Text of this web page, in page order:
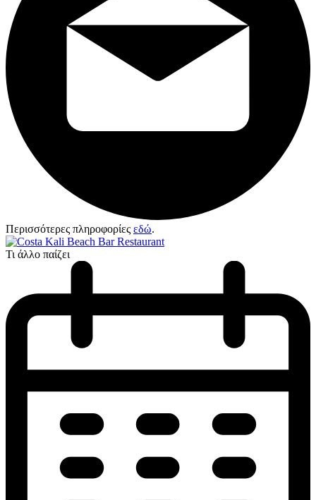
Περισσότερες πληροφορίες εδώ.
Τι άλλο παίζει